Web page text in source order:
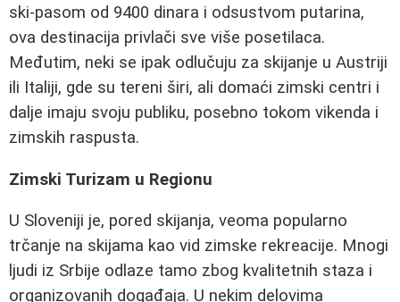
ski-pasom od 9400 dinara i odsustvom putarina,
ova destinacija privlači sve više posetilaca.
Međutim, neki se ipak odlučuju za skijanje u Austriji
ili Italiji, gde su tereni širi, ali domaći zimski centri i
dalje imaju svoju publiku, posebno tokom vikenda i
zimskih raspusta.
Zimski Turizam u Regionu
U Sloveniji je, pored skijanja, veoma popularno
trčanje na skijama kao vid zimske rekreacije. Mnogi
ljudi iz Srbije odlaze tamo zbog kvalitetnih staza i
organizovanih događaja. U nekim delovima